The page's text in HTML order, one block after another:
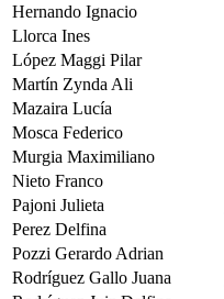
Hernando Ignacio
Llorca Ines
López Maggi Pilar
Martín Zynda Ali
Mazaira Lucía
Mosca Federico
Murgia Maximiliano
Nieto Franco
Pajoni Julieta
Perez Delfina
Pozzi Gerardo Adrian
Rodríguez Gallo Juana